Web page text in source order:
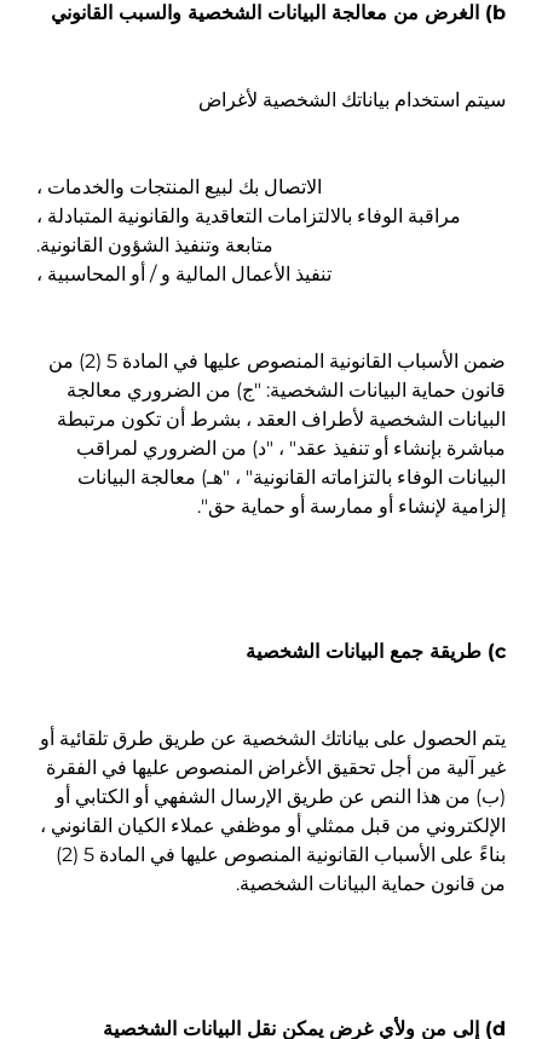
b) الغرض من معالجة البيانات الشخصية والسبب القانوني
سيتم استخدام بياناتك الشخصية لأغراض
الاتصال بك لبيع المنتجات والخدمات ،
مراقبة الوفاء بالالتزامات التعاقدية والقانونية المتبادلة ،
متابعة وتنفيذ الشؤون القانونية.
تنفيذ الأعمال المالية و / أو المحاسبية ،
ضمن الأسباب القانونية المنصوص عليها في المادة 5 (2) من
قانون حماية البيانات الشخصية: "ج) من الضروري معالجة
البيانات الشخصية لأطراف العقد ، بشرط أن تكون مرتبطة
مباشرة بإنشاء أو تنفيذ عقد" ، "د) من الضروري لمراقب
البيانات الوفاء بالتزاماته القانونية" ، "هـ) معالجة البيانات
إلزامية لإنشاء أو ممارسة أو حماية حق"
.
c) طريقة جمع البيانات الشخصية
يتم الحصول على بياناتك الشخصية عن طريق طرق تلقائية أو
غير آلية من أجل تحقيق الأغراض المنصوص عليها في الفقرة
(ب) من هذا النص عن طريق الإرسال الشفهي أو الكتابي أو
الإلكتروني من قبل ممثلي أو موظفي عملاء الكيان القانوني ،
بناءً على الأسباب القانونية المنصوص عليها في المادة 5 (2)
من قانون حماية البيانات الشخصية.
d) إلى من ولأي غرض يمكن نقل البيانات الشخصية